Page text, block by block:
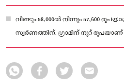
വീണ്ടും 58,000ല്‍ നിന്നും 57,600
സ്വര്‍ണത്തിന്. ഗ്രാമിന് നൂറ്